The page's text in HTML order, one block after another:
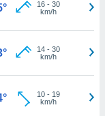
16- 30
km/h
14- 30
km/h
10- 19
km/h